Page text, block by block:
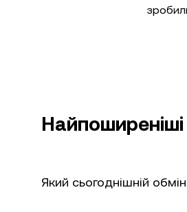
Який сьогоднішній